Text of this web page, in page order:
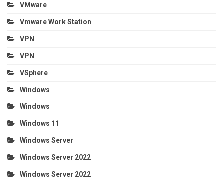
VMware
Vmware Work Station
VPN
VPN
VSphere
Windows
Windows
Windows 11
Windows Server
Windows Server 2022
Windows Server 2022